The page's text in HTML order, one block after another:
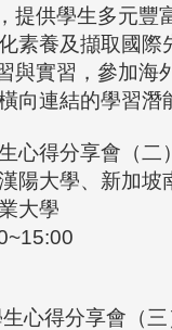
提供學生多元豐
素養及擷取國際
與實習，參加海
向連結的學習潛
心得分享會（二
陽大學、新加坡
大學
心得分享會（三